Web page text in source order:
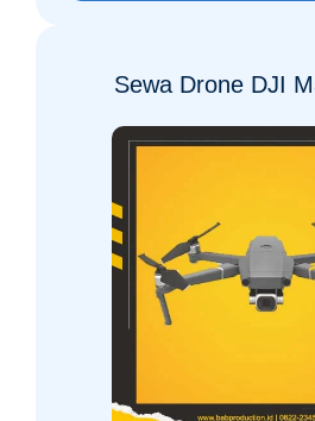
Sewa Drone DJI